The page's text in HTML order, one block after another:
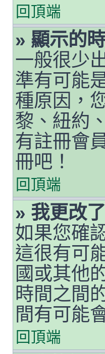
回頂端
» 顯示的
一般很少
準有可能
種原因，
黎、紐約
有註冊會
冊吧！
回頂端
» 我更改
如果您確
這很有可
國或其他
時間之間
間有可能
回頂端